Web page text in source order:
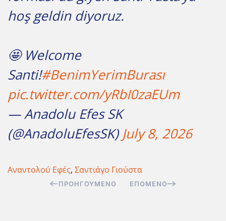
hoş geldin diyoruz.
🤩 Welcome
Santi!#BenimYerimBurası
pic.twitter.com/yRbI0zaEUm
— Anadolu Efes SK
(@AnadoluEfesSK) July 8, 2026
Αναντολού Εφές, Σαντιάγο Γιούστα
ΠΡΟΗΓΟΎΜΕΝΟ ΕΠΌΜΕΝΟ